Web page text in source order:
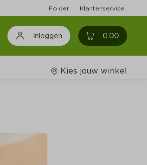
Folder Klantenservice
Inloggen 0.00 0
Kies jouw winkel